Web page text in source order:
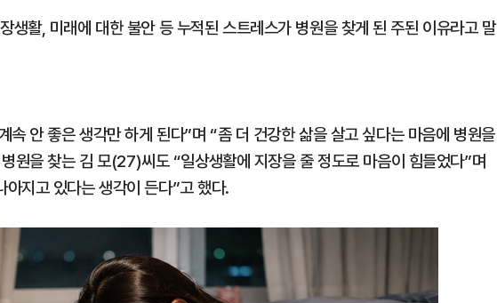
생활, 미래에 대한 불안 등 누적된 스트레스가 병원을 찾게 된 주된 이유라고 말
속 안 좋은 생각만 하게 된다”며 “좀 더 건강한 삶을 살고 싶다는 마음에 병원을
원을 찾는 김 모(27)씨도 “일상생활에 지장을 줄 정도로 마음이 힘들었다”며
지고 있다는 생각이 든다”고 했다.